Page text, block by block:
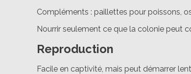
Compléments : paillettes pour poissons,
Nourrir seulement ce que la colonie peut
Reproduction
Facile en captivité, mais peut démarrer